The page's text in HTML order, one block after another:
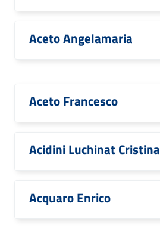
Aceto Angelamaria
Aceto Francesco
Acidini Luchinat Cristina
Acquaro Enrico